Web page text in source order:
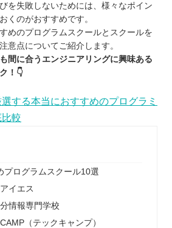
を失敗しないためには、様々なポイン
くのがおすすめです。
めのプログラムスクールとスクールを
意点についてご紹介します。
間に合うエンジニアリングに興味ある
！👇
する本当におすすめのプログラミ
較
プログラムスクール10選
イエス
情報専門学校
（テックキャンプ）